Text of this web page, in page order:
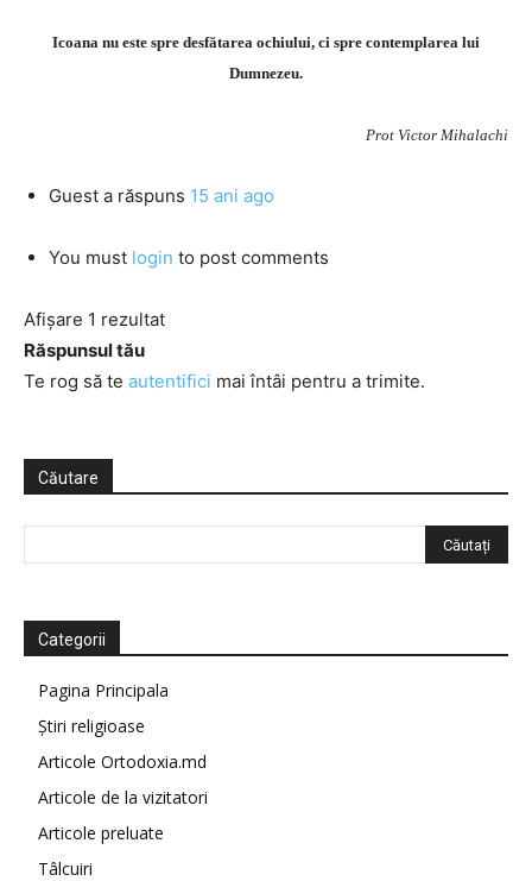
Icoana nu este spre desfătarea ochiului, ci spre contemplarea lui
Dumnezeu.
Prot Victor Mihalachi
Guest a răspuns 15 ani ago
You must login to post comments
Afișare 1 rezultat
Răspunsul tău
Te rog să te autentifici mai întâi pentru a trimite.
Căutare
Categorii
Pagina Principala
Știri religioase
Articole Ortodoxia.md
Articole de la vizitatori
Articole preluate
Tâlcuiri